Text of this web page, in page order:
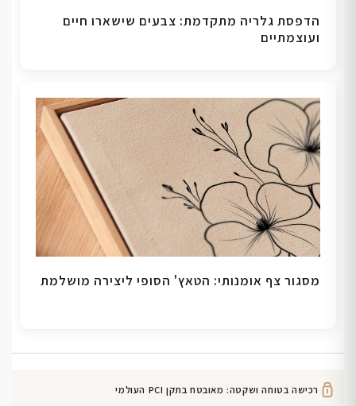
הדפסת גלריה מתקדמת: צבעים שישארו חיים
ועוצמתיים
מסגור צף אומנותי: הטאץ' הסופי ליצירה מושלמת
רכישה בטוחה ושקטה: מאובטח בתקן PCI העולמי